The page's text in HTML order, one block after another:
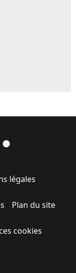
légales
Plan du site
cookies